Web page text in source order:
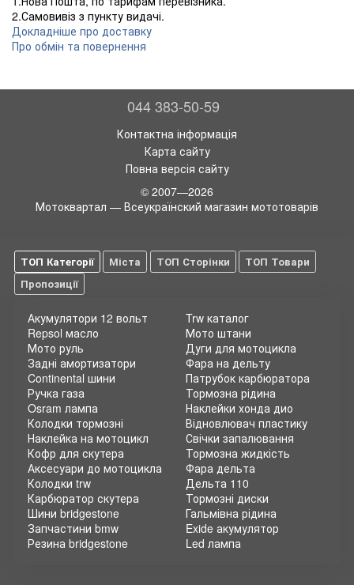
2.Самовивіз з пункту видачі.
Докладніше про доставку
Про обмін та повернення
044 383-50-59
Контактна інформація
Карта сайту
Повна версія сайту
© 2007—2026
Мотоквартал — Всеукраїнский магазин мототоварів
ТОП Категорії Міста ТОП Сторінки
ТОП Товари
Пропозиції
Акумулятори 12 вольт
Repsol масло
Мото руль
Задні амортизатори
Continental шини
Ручка газа
Osram лампа
Колодки тормозні
Trw каталог
Мото штани
Дуги для мотоцикла
Фара на дельту
Патрубок карбюратора
Тормозна рідина
Наклейки хонда дио
Відновлювач пластику
Наклейка на мотоцикл
Кофр для скутера
Аксесуари до мотоцикла
Колодки trw
Карбюратор скутера
Шини bridgestone
Запчастини bmw
Резина bridgestone
Свічки запалювання
Тормозна жидкість
Фара дельта
Дельта 110
Тормозні диски
Гальмівна рідина
Exide акумулятор
Led лампа